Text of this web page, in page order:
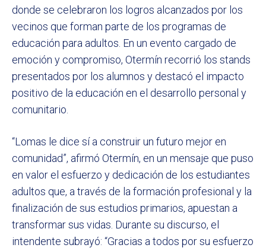
donde se celebraron los logros alcanzados por los
vecinos que forman parte de los programas de
educación para adultos. En un evento cargado de
emoción y compromiso, Otermín recorrió los stands
presentados por los alumnos y destacó el impacto
positivo de la educación en el desarrollo personal y
comunitario.
“Lomas le dice sí a construir un futuro mejor en
comunidad”, afirmó Otermín, en un mensaje que puso
en valor el esfuerzo y dedicación de los estudiantes
adultos que, a través de la formación profesional y la
finalización de sus estudios primarios, apuestan a
transformar sus vidas. Durante su discurso, el
intendente subrayó: “Gracias a todos por su esfuerzo